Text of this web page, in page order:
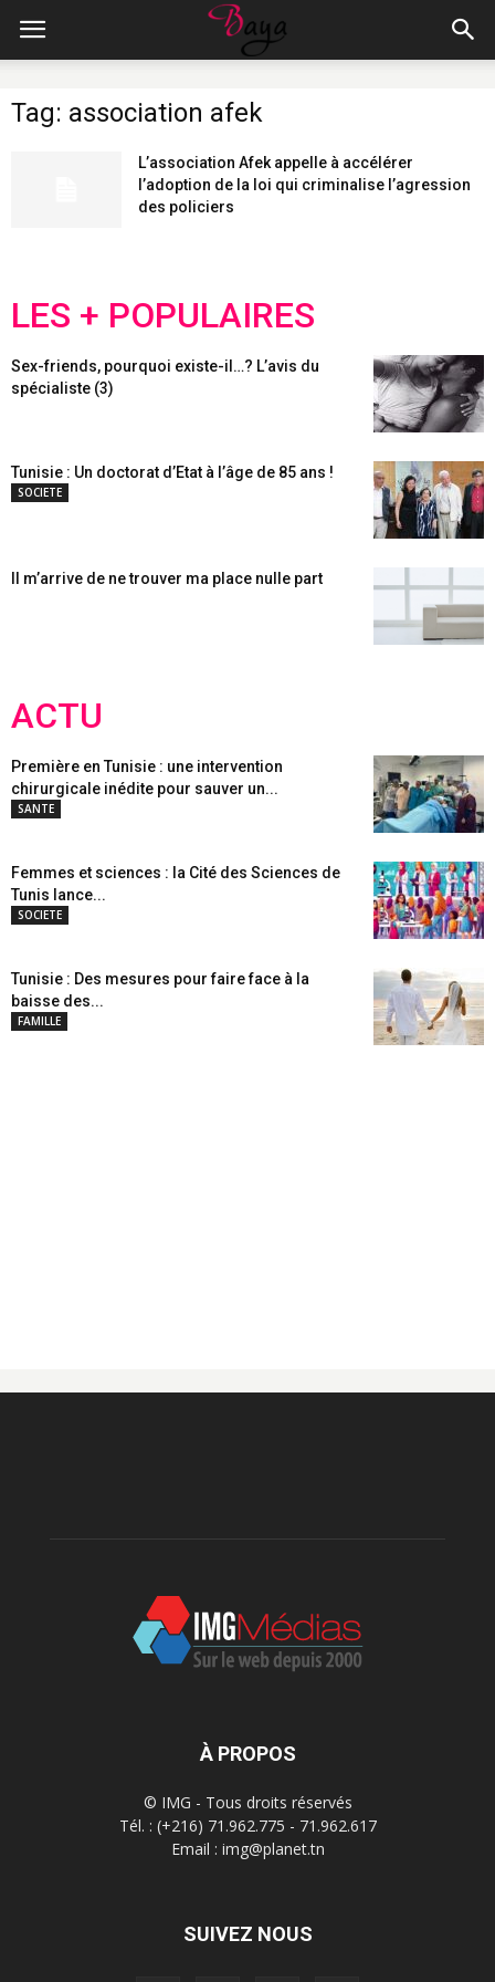
Tag: association afek
L’association Afek appelle à accélérer
l’adoption de la loi qui criminalise l’agression
des policiers
LES + POPULAIRES
Sex-friends, pourquoi existe-il…? L’avis du
spécialiste (3)
Tunisie : Un doctorat d’Etat à l’âge de 85 ans !
SOCIETE
Il m’arrive de ne trouver ma place nulle part
ACTU
Première en Tunisie : une intervention
chirurgicale inédite pour sauver un...
SANTE
Femmes et sciences : la Cité des Sciences de
Tunis lance...
SOCIETE
Tunisie : Des mesures pour faire face à la
baisse des...
FAMILLE
À PROPOS
© IMG - Tous droits réservés
Tél. : (+216) 71.962.775 - 71.962.617
Email : img@planet.tn
SUIVEZ NOUS